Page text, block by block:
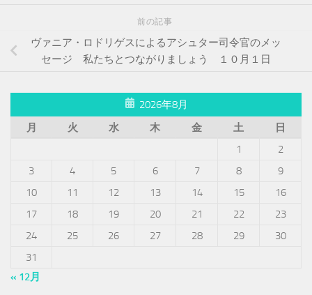
前の記事
ヴァニア・ロドリゲスによるアシュター司令官のメッ
セージ 私たちとつながりましょう １０月１日
2026年8月
月
火 水 木 金 土
日
1
2
3
4 5 6 7 8
9
10
11 12 13 14 15
16
17
18 19 20 21 22
23
24
25 26 27 28 29
30
31
« 12月